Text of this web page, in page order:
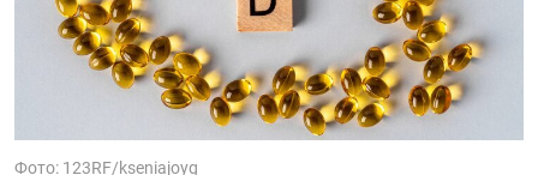
Фото: 123RF/kseniajoyg